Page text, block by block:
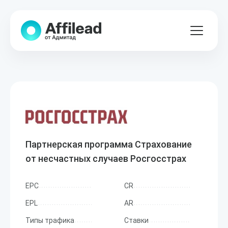
Партнерская программа Страхование
от несчастных случаев Росгосстрах
EPC CR
EPL AR
Типы трафика Ставки